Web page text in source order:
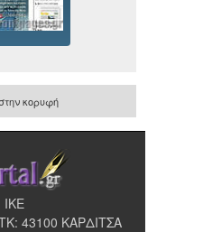
κορυφή
ΙΚΕ
43100 ΚΑΡΔΙΤΣΑ